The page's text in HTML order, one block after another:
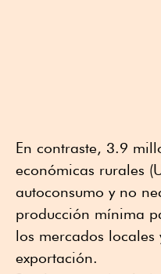
En contraste, 3.9
económicas rurales
autoconsumo y no
producción mínima
los mercados
exportación.